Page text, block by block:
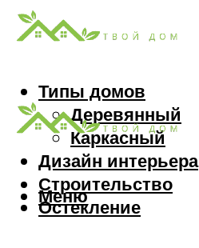
Типы домов
Деревянный
Каркасный
Дизайн интерьера
Строительство
Остекление
Меню